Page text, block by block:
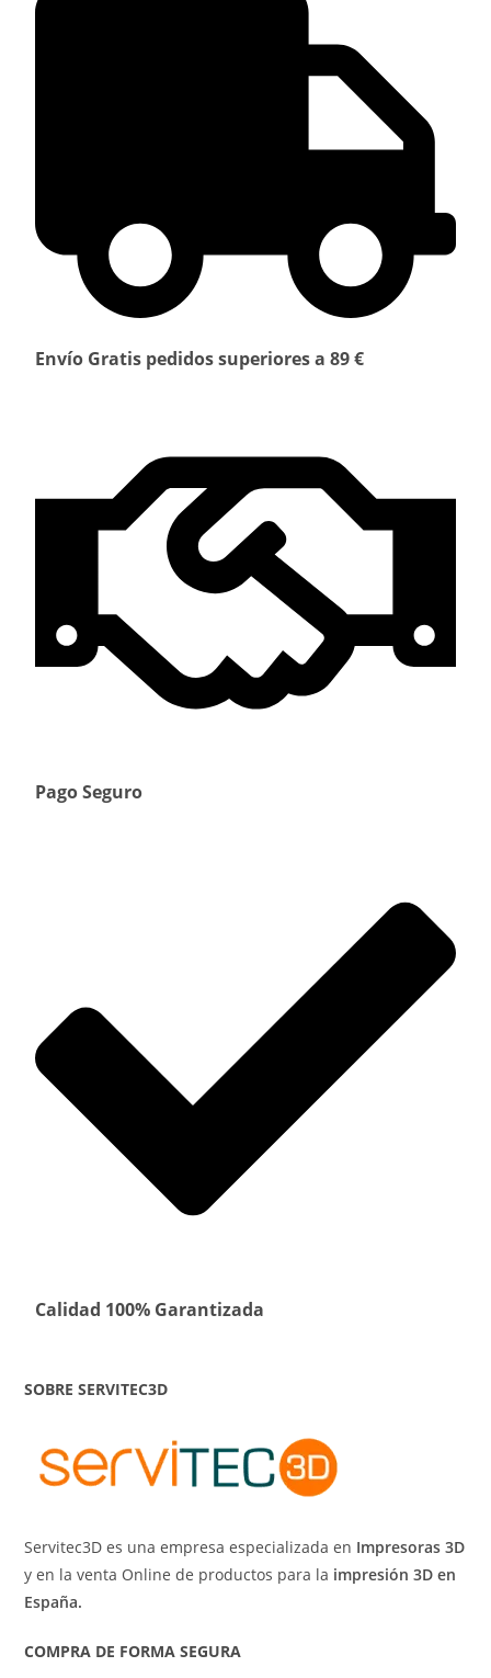
Envío Gratis pedidos superiores a 89 €
Pago Seguro
Calidad 100% Garantizada
SOBRE SERVITEC3D
Servitec3D es una empresa especializada en Impresoras 3D
y en la venta Online de productos para la impresión 3D en
España.
COMPRA DE FORMA SEGURA